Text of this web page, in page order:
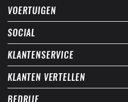
VOERTUIGEN
SOCIAL
KLANTENSERVICE
KLANTEN VERTELLEN
BEDRIJF